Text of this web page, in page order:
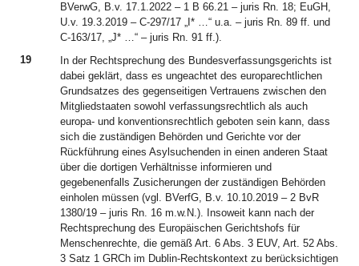
BVerwG, B.v. 17.1.2022 – 1 B 66.21 – juris Rn. 18; EuGH,
U.v. 19.3.2019 – C-297/17 „I* …“ u.a. – juris Rn. 89 ff. und
C-163/17, „J* …“ – juris Rn. 91 ff.).
19
In der Rechtsprechung des Bundesverfassungsgerichts ist
dabei geklärt, dass es ungeachtet des europarechtlichen
Grundsatzes des gegenseitigen Vertrauens zwischen den
Mitgliedstaaten sowohl verfassungsrechtlich als auch
europa- und konventionsrechtlich geboten sein kann, dass
sich die zuständigen Behörden und Gerichte vor der
Rückführung eines Asylsuchenden in einen anderen Staat
über die dortigen Verhältnisse informieren und
gegebenenfalls Zusicherungen der zuständigen Behörden
einholen müssen (vgl. BVerfG, B.v. 10.10.2019 – 2 BvR
1380/19 – juris Rn. 16 m.w.N.). Insoweit kann nach der
Rechtsprechung des Europäischen Gerichtshofs für
Menschenrechte, die gemäß Art. 6 Abs. 3 EUV, Art. 52 Abs.
3 Satz 1 GRCh im Dublin-Rechtskontext zu berücksichtigen